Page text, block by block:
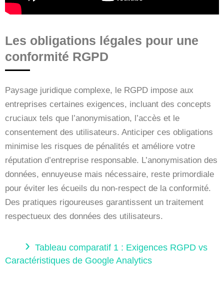
Les obligations légales pour une
conformité RGPD
Paysage juridique complexe, le RGPD impose aux
entreprises certaines exigences, incluant des concepts
cruciaux tels que l’anonymisation, l’accès et le
consentement des utilisateurs. Anticiper ces obligations
minimise les risques de pénalités et améliore votre
réputation d’entreprise responsable. L’anonymisation des
données, ennuyeuse mais nécessaire, reste primordiale
pour éviter les écueils du non-respect de la conformité.
Des pratiques rigoureuses garantissent un traitement
respectueux des données des utilisateurs.
Tableau comparatif 1 : Exigences RGPD vs
Caractéristiques de Google Analytics